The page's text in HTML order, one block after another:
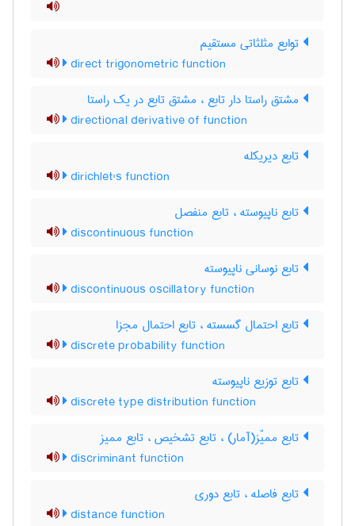
توابع مثلثاتی مستقیم
direct trigonometric function
مشتق راستا دار تابع ، مشتق تابع در یک راستا
directional derivative of function
تابع دیریکله
dirichlet's function
تابع ناپیوسته ، تابع منفصل
discontinuous function
تابع نوسانی ناپیوسته
discontinuous oscillatory function
تابع احتمال گسسته ، تابع احتمال مجزا
discrete probability function
تابع توزیع ناپیوسته
discrete type distribution function
تابع ممیّز(آمار) ، تابع تشخیص ، تابع ممیز
discriminant function
تابع فاصله ، تابع دوری
distance function